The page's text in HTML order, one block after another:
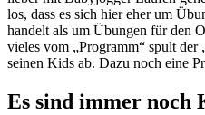
los, dass es sich hier eher um
handelt als um Übungen für den
vieles vom „Programm“ spult der
seinen Kids ab. Dazu noch eine
Es sind immer noch